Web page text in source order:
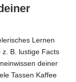
Lernen
B. lustige Facts
deiner
Tassen Kaffee